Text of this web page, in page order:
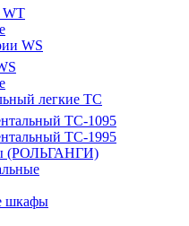
WT
WS
легкие ТС
TC-1095
TC-1995
(РОЛЬГАНГИ)
шкафы